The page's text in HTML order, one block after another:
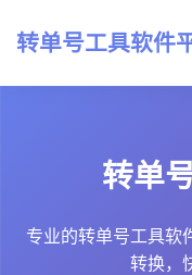
转单号工具软件
转单
专业的转单号工具软
转换，